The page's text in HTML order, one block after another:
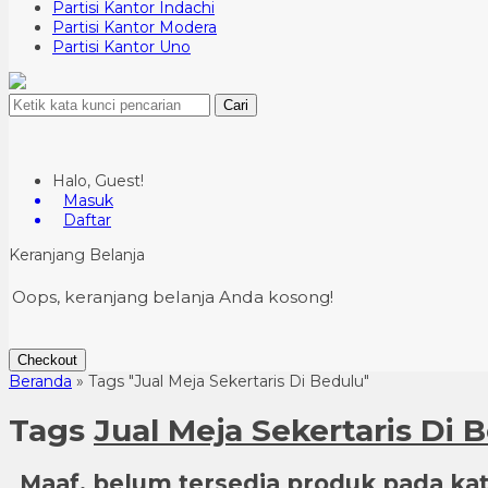
Partisi Kantor Indachi
Partisi Kantor Modera
Partisi Kantor Uno
Cari
Halo, Guest!
Masuk
Daftar
Keranjang Belanja
Oops, keranjang belanja Anda kosong!
Checkout
Beranda » Tags "Jual Meja Sekertaris Di Bedulu"
Tags Jual Meja Sekertaris Di
Maaf, belum tersedia produk pada